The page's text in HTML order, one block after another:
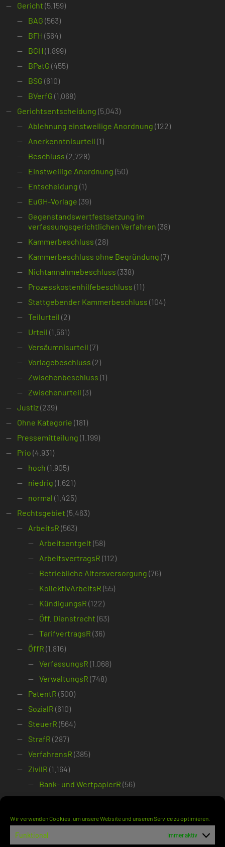
Wir verwenden Cookies, um unsere Website und unseren Service zu optimieren.
Funktional Immer aktiv
Gericht (5.159)
BAG (563)
BFH (564)
BGH (1.899)
BPatG (455)
BSG (610)
BVerfG (1.068)
Gerichtsentscheidung (5.043)
Ablehnung einstweilige Anordnung (122)
Anerkenntnisurteil (1)
Beschluss (2.728)
Einstweilige Anordnung (50)
Entscheidung (1)
EuGH-Vorlage (39)
Gegenstandswertfestsetzung im
verfassungsgerichtlichen Verfahren (38)
Kammerbeschluss (28)
Kammerbeschluss ohne Begründung (7)
Nichtannahmebeschluss (338)
Prozesskostenhilfebeschluss (11)
Stattgebender Kammerbeschluss (104)
Teilurteil (2)
Urteil (1.561)
Versäumnisurteil (7)
Vorlagebeschluss (2)
Zwischenbeschluss (1)
Zwischenurteil (3)
Justiz(239)
Ohne Kategorie (181)
Pressemitteilung (1.199)
Prio (4.931)
hoch (1.905)
niedrig (1.621)
normal (1.425)
Rechtsgebiet (5.463)
ArbeitsR (563)
Arbeitsentgelt (58)
ArbeitsvertragsR (112)
Betriebliche Altersversorgung (76)
KollektivArbeitsR (55)
KündigungsR (122)
Öff. Dienstrecht (63)
TarifvertragsR (36)
ÖffR (1.816)
VerfassungsR (1.068)
VerwaltungsR (748)
PatentR (500)
SozialR (610)
SteuerR (564)
StrafR (287)
VerfahrensR (385)
ZivilR (1.164)
Bank- und WertpapierR (56)
DeliktsR(171)
FamilienR(194)